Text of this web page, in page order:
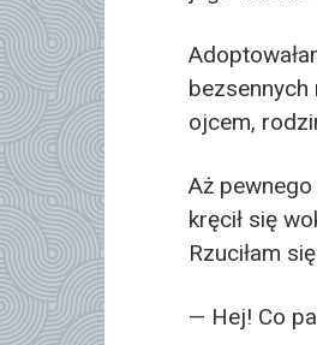
bezsennych
ojcem,
Aż
kręcił się
Rzuciłam
— Hej! Co